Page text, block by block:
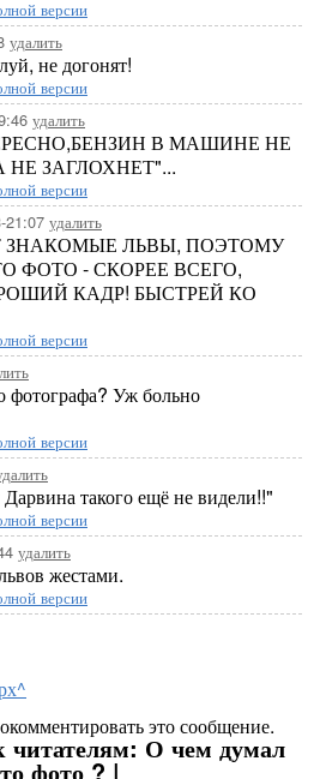
версии
удалить
не догонят!
версии
удалить
В МАШИНЕ НЕ
ЗАГЛОХНЕТ"...
версии
21:07 удалить
ЗНАКОМЫЕ ЛЬВЫ, ПОЭТОМУ
ФОТО - СКОРЕЕ ВСЕГО,
КАДР! БЫСТРЕЙ КО
версии
фотографа? Уж больно
версии
такого ещё не видели!!"
версии
удалить
жестами.
версии
это сообщение.
читателям: О чем думал
фото ? |